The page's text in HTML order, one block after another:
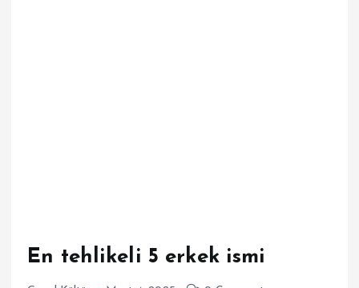
En tehlikeli 5 erkek ismi